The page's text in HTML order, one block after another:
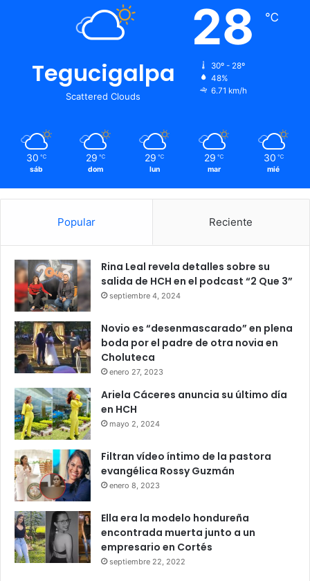
Tegucigalpa
Scattered Clouds
28 ℃
30º - 28º
48%
6.71 km/h
30 ℃
sáb
29 ℃
dom
29 ℃
lun
29 ℃
mar
30 ℃
mié
Popular Reciente
Rina Leal revela detalles sobre su
salida de HCH en el podcast “2 Que 3”
septiembre 4, 2024
Novio es “desenmascarado” en plena
boda por el padre de otra novia en
Choluteca
enero 27, 2023
Ariela Cáceres anuncia su último día
en HCH
mayo 2, 2024
Filtran vídeo íntimo de la pastora
evangélica Rossy Guzmán
enero 8, 2023
Ella era la modelo hondureña
encontrada muerta junto a un
empresario en Cortés
septiembre 22, 2022